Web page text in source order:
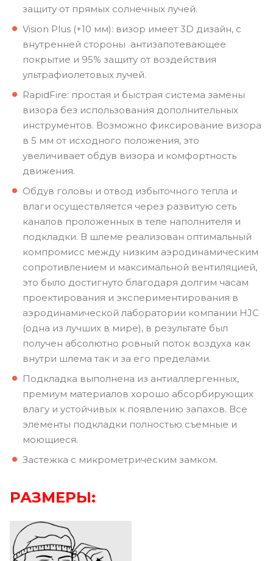
защиту от прямых солнечных лучей.
Vision Plus (+10 мм): визор имеет 3D дизайн, с
внутренней стороны антизапотевающее
покрытие и 95% защиту от воздействия
ультрафиолетовых лучей.
RapidFire: простая и быстрая система замены
визора без использования дополнительных
инструментов. Возможно фиксирование визора
в 5 мм от исходного положения, это
увеличивает обдув визора и комфортность
движения.
Обдув головы и отвод избыточного тепла и
влаги осуществляется через развитую сеть
каналов проложенных в теле наполнителя и
подкладки. В шлеме реализован оптимальный
компромисс между низким аэродинамическим
сопротивлением и максимальной вентиляцией,
это было достигнуто благодаря долгим часам
проектирования и экспериментирования в
аэродинамической лаборатории компании HJC
(одна из лучших в мире), в результате был
получен абсолютно ровный поток воздуха как
внутри шлема так и за его пределами.
Подкладка выполнена из антиаллергенных,
премиум материалов хорошо абсорбирующих
влагу и устойчивых к появлению запахов. Все
элементы подкладки полностью съемные и
моющиеся.
Застежка с микрометрическим замком.
РАЗМЕРЫ: